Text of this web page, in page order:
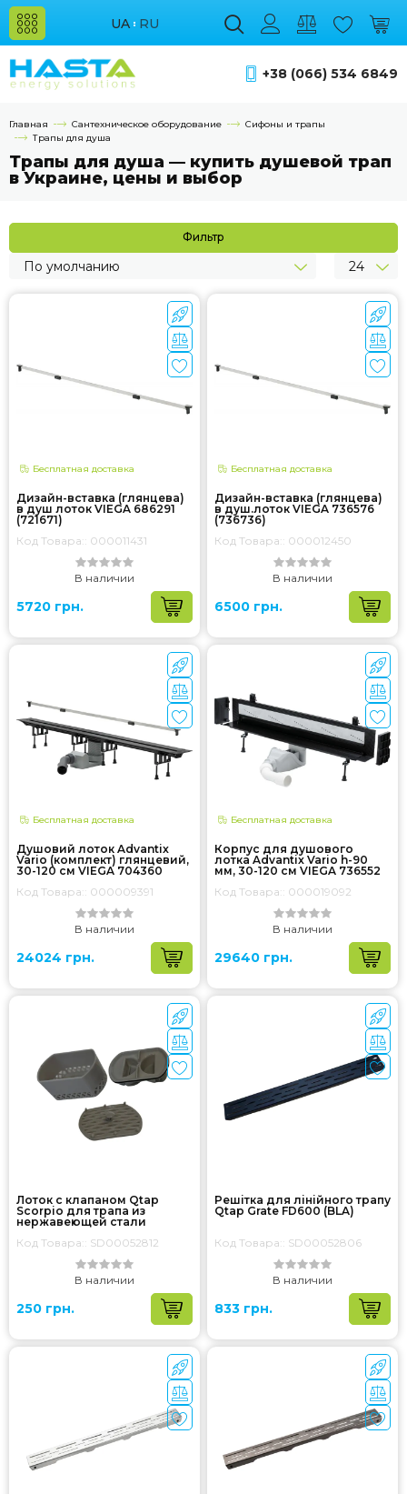
UA RU
+38 (066) 534 6849
Главная Сантехническое оборудование
Сифоны и трапы
Трапы для душа
Трапы для душа — купить душевой трап
в Украине, цены и выбор
Фильтр
По умолчанию 24
Бесплатная доставка
Дизайн-вставка (глянцева)
в душ лоток VIEGA 686291
(721671)
Код Товара:: 000011431
В наличии
5720 грн.
Бесплатная доставка
Дизайн-вставка (глянцева)
в душ.лоток VIEGA 736576
(736736)
Код Товара:: 000012450
В наличии
6500 грн.
Бесплатная доставка
Душовий лоток Advantix
Vario (комплект) глянцевий,
30-120 см VIEGA 704360
Код Товара:: 000009391
В наличии
24024 грн.
Бесплатная доставка
Корпус для душового
лотка Advantix Vario h-90
мм, 30-120 см VIEGA 736552
Код Товара:: 000019092
В наличии
29640 грн.
Лоток с клапаном Qtap
Scorpio для трапа из
нержавеющей стали
Код Товара:: SD00052812
В наличии
250 грн.
Решітка для лінійного трапу
Qtap Grate FD600 (BLA)
Код Товара:: SD00052806
В наличии
833 грн.